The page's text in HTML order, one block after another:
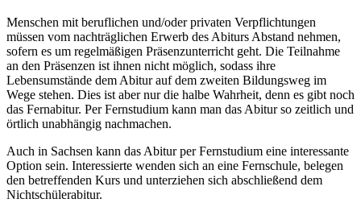
Menschen mit beruflichen und/oder privaten Verpflichtungen
müssen vom nachträglichen Erwerb des Abiturs Abstand nehmen,
sofern es um regelmäßigen Präsenzunterricht geht. Die Teilnahme
an den Präsenzen ist ihnen nicht möglich, sodass ihre
Lebensumstände dem Abitur auf dem zweiten Bildungsweg im
Wege stehen. Dies ist aber nur die halbe Wahrheit, denn es gibt noch
das Fernabitur. Per Fernstudium kann man das Abitur so zeitlich und
örtlich unabhängig nachmachen.
Auch in Sachsen kann das Abitur per Fernstudium eine interessante
Option sein. Interessierte wenden sich an eine Fernschule, belegen
den betreffenden Kurs und unterziehen sich abschließend dem
Nichtschülerabitur.